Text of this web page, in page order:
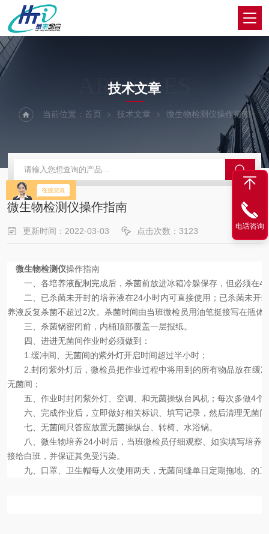
ARTICLES
技术文章
当前位置： 首页 技术文章 微生物检测仪操作指南
微生物检测仪操作指南
更新时间：2022-03-03 点击次数：3123
微生物检测仪操作指南
一、各培养液配制完成后，杀菌前放进冰箱冷躲保存，但必须在
二、已杀菌未开封的培养液在24小时内可直接使用；已杀菌未开
养液反复杀菌不超过2次。杀菌时间由当班微检员用油笔挺接写在瓶体
三、杀菌锅密闭前，内桶顶部覆盖一层报纸。
四、进进无菌间作业时必须做到：
1.缓冲间、无菌间的紫外灯开启时间超过半小时；
2.封闭紫外灯后，微检员把作业过程中将用到的所有物品放在缓
无菌间；
五、作业时封闭紫外灯、空调、和无菌操纵台风机；每次多做4个
六、完成作业后，立即做好相关标识、填写记录，然后清理无菌间
七、无菌间只答应放置无菌操纵台、转椅、水浴锅。
八、微生物培养24小时后，当班微检员仔细观察、如实填写培养
接给白班，并保证其免受污染。
九、口罩、卫生帽每人次使用两天，无菌间缝单日定期拖地、的工
电话咨询